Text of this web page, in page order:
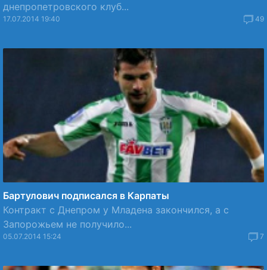
днепропетровского клуб...
17.07.2014 19:40 49
Бартулович подписался в Карпаты
Контракт с Днепром у Младена закончился, а с
Запорожьем не получило...
05.07.2014 15:24 7